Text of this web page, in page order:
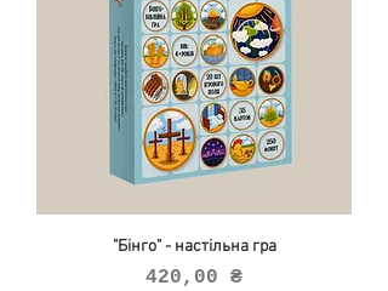
"Бінго" - настільна гра
Ціна
420,00 ₴